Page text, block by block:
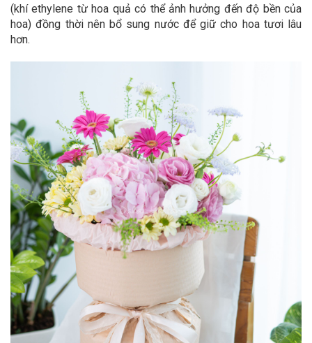
(khí ethylene từ hoa quả có thể ảnh hưởng đến độ bền của
hoa) đồng thời nên bổ sung nước để giữ cho hoa tươi lâu
hơn.